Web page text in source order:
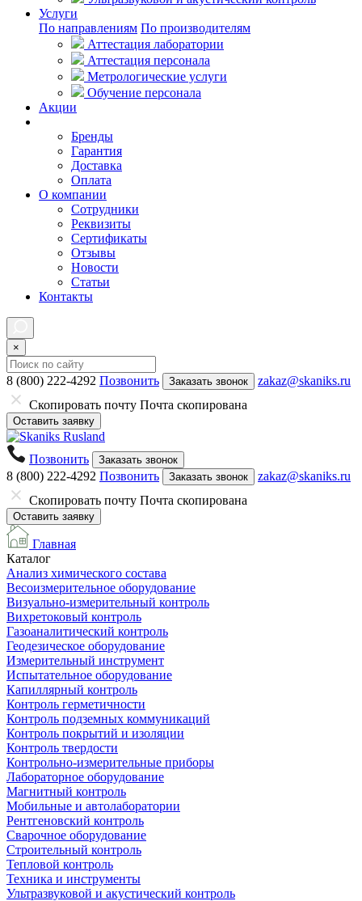
Услуги
По направлениям По производителям
Аттестация лаборатории
Аттестация персонала
Метрологические услуги
Обучение персонала
Акции
Бренды
Гарантия
Доставка
Оплата
О компании
Сотрудники
Реквизиты
Сертификаты
Отзывы
Новости
Статьи
Контакты
×
8 (800) 222-4292 Позвонить Заказать звонок
zakaz@skaniks.ru
Скопировать почту Почта скопирована
Оставить заявку
Позвонить Заказать звонок
8 (800) 222-4292 Позвонить Заказать звонок
zakaz@skaniks.ru
Скопировать почту Почта скопирована
Оставить заявку
Главная
Каталог
Анализ химического состава
Весоизмерительное оборудование
Визуально-измерительный контроль
Вихретоковый контроль
Газоаналитический контроль
Геодезическое оборудование
Измерительный инструмент
Испытательное оборудование
Капиллярный контроль
Контроль герметичности
Контроль подземных коммуникаций
Контроль покрытий и изоляции
Контроль твердости
Контрольно-измерительные приборы
Лабораторное оборудование
Магнитный контроль
Мобильные и автолаборатории
Рентгеновский контроль
Сварочное оборудование
Строительный контроль
Тепловой контроль
Техника и инструменты
Ультразвуковой и акустический контроль